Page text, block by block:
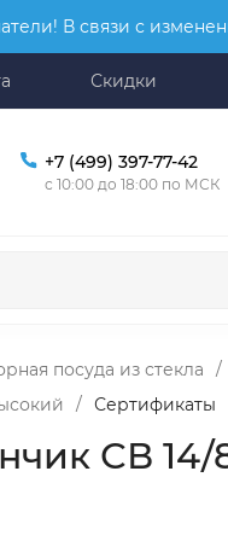
В связи с
Скидки
+7 (499) 397-77-42
с 10:00 до 18:00 по МСК
посуда из стекла /
/ Сертификаты
СВ